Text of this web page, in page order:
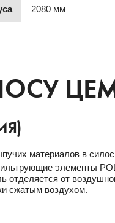
2080 мм
материалов в
элементы
от
сжатым воздухом.